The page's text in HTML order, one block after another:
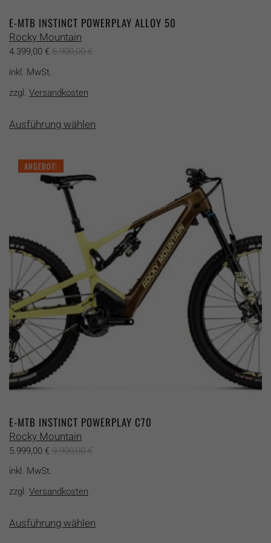
E-MTB INSTINCT POWERPLAY ALLOY 50
Rocky Mountain
4.399,00 € 6.900,00€
inkl. MwSt.
zzgl. Versandkosten
Ausführung wählenProdukt
können
auf
der
Produktseite
gewählt
werden
ANGEBOT!
E-MTB INSTINCT POWERPLAY C70
Rocky Mountain
5.999,00 € 9.900,00€
inkl. MwSt.
zzgl. Versandkosten
Ausführung wählenProdukt